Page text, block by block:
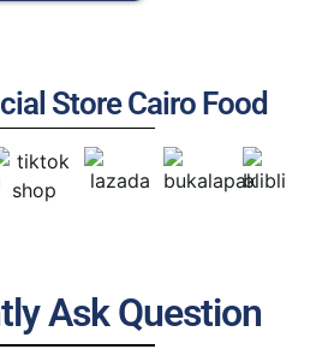
Store Cairo Food
Ask Question